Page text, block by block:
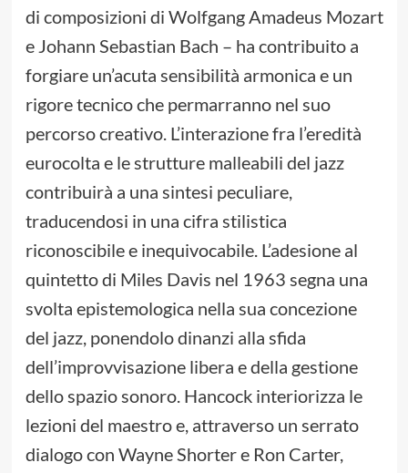
di composizioni di Wolfgang Amadeus Mozart
e Johann Sebastian Bach – ha contribuito a
forgiare un’acuta sensibilità armonica e un
rigore tecnico che permarranno nel suo
percorso creativo. L’interazione fra l’eredità
eurocolta e le strutture malleabili del jazz
contribuirà a una sintesi peculiare,
traducendosi in una cifra stilistica
riconoscibile e inequivocabile. L’adesione al
quintetto di Miles Davis nel 1963 segna una
svolta epistemologica nella sua concezione
del jazz, ponendolo dinanzi alla sfida
dell’improvvisazione libera e della gestione
dello spazio sonoro. Hancock interiorizza le
lezioni del maestro e, attraverso un serrato
dialogo con Wayne Shorter e Ron Carter,